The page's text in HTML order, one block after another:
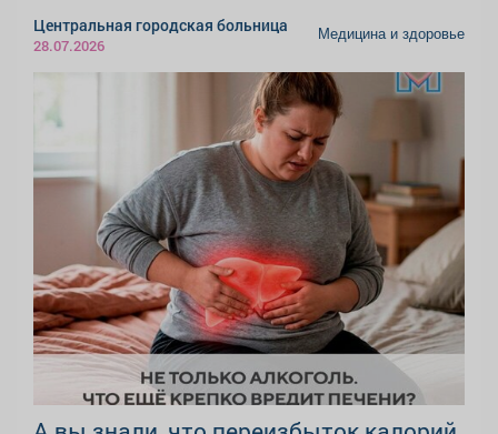
Центральная городская больница
28.07.2026
Медицина и здоровье